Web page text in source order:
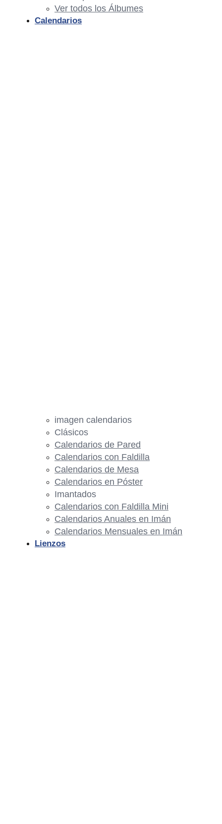
Ver todos los Álbumes
Calendarios
imagen calendarios
Clásicos
Calendarios de Pared
Calendarios con Faldilla
Calendarios de Mesa
Calendarios en Póster
Imantados
Calendarios con Faldilla Mini
Calendarios Anuales en Imán
Calendarios Mensuales en Imán
Lienzos